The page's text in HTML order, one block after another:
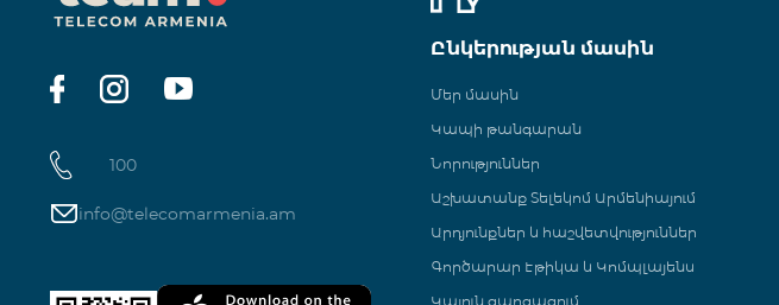
100
info@telecomarmenia.am
Ընկերության մասին
Մեր մասին
Կապի թանգարան
Նորություններ
Աշխատանք Տելեկոմ Արմենիայում
Արդյունքներ և հաշվետվություններ
Գործարար Էթիկա և Կոմպլայենս
Կայուն զարգացում